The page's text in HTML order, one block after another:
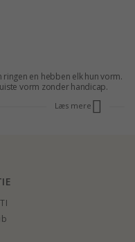
en hebben elk hun vorm.
vorm zonder handicap.
het geleverd in een korte
Læs mere